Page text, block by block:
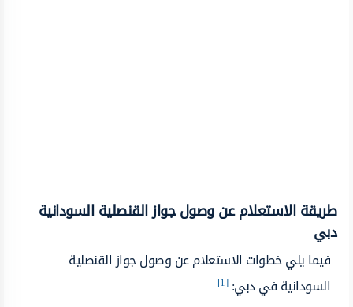
طريقة الاستعلام عن وصول جواز القنصلية السودانية
دبي
فيما يلي خطوات الاستعلام عن وصول جواز القنصلية
السودانية في دبي:[1]